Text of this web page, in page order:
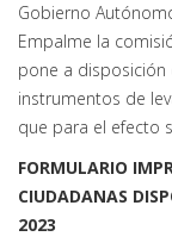
Gobierno
Empalme la
pone a disposición
instrumentos de
que para el efecto
FORMULARIO
CIUDADANAS
2023